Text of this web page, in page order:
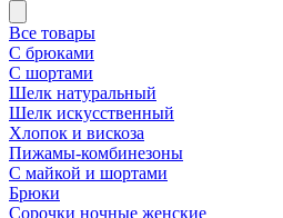
Все товары
С брюками
С шортами
Шелк натуральный
Шелк искусственный
Хлопок и вискоза
Пижамы-комбинезоны
С майкой и шортами
Брюки
Сорочки ночные женские